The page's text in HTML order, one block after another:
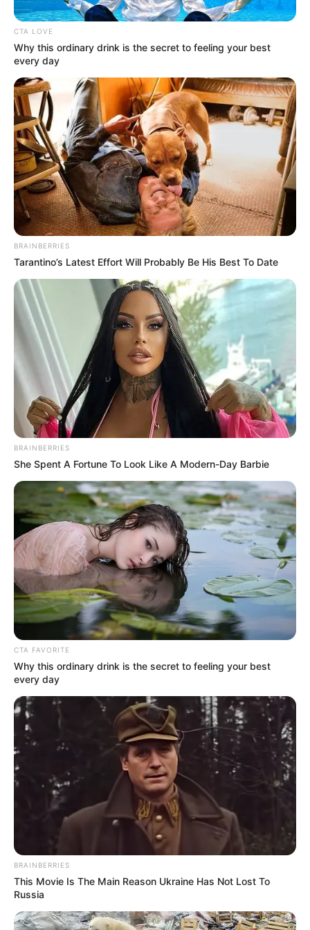
TAXISTA DE IBAGUÉ
Pico y placa para taxis en Ibagué
cambia: ya no será las 24 horas del
día
TAXISTA DE IBAGUÉ
Buscan a taxista para que
entregue un computador
Ibagué
ACCIDENTE DE TRÁNSITO
Un motociclista muerto y
un herido tras ser
arrollados por taxista en la
60 con Mirolindo
SUICIDIO
Taxista no aguantó más y
se quitó la vida en el barrio
Pedregal de Ibagué
TAXISTA DE IBAGUÉ
Taxista apuñaló a un joven
en San Martín Picaleña y
lo tiene en delicado estado
de salud
Prepárese, llegará a
Ibagué la estrategia ´taxis
seguros´
TAXISTA DE IBAGUÉ
Policía dice que taxista
nunca agredió a las
denunciaron de rapto
CTA LOVE
Why this ordinary drink is the secret to feeling your best
every day
BRAINBERRIES
Tarantino’s Latest Effort Will Probably Be His Best To Date
BRAINBERRIES
She Spent A Fortune To Look Like A Modern-Day Barbie
CTA FAVORITE
Why this ordinary drink is the secret to feeling your best
every day
BRAINBERRIES
This Movie Is The Main Reason Ukraine Has Not Lost To
Russia